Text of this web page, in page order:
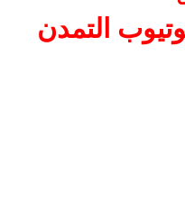
التمدن